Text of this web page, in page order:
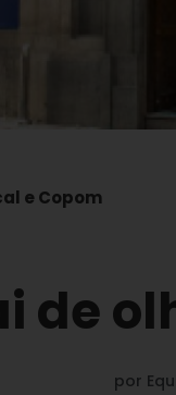
e Copom
de
por